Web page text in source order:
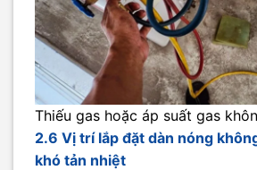
Thiếu gas hoặc áp suất gas
2.6 Vị trí lắp đặt dàn nóng
khó tản nhiệt